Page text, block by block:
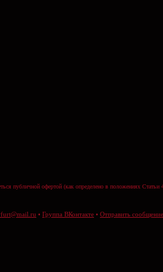
публичной офертой (как определено в положениях
• Группа ВКонтакте • Отправить сообщение